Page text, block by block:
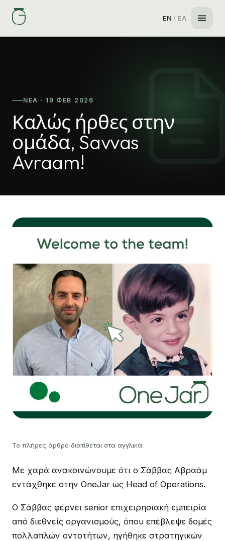
EN / ΕΛ
ΝΈΑ · 19 ΦΕΒ 2026
Καλώς ήρθες στην
ομάδα, Savvas
Avraam!
Το πλήρες άρθρο διατίθεται στα αγγλικά.
Με χαρά ανακοινώνουμε ότι ο Σάββας Αβραάμ
εντάχθηκε στην OneJar ως Head of Operations.
Ο Σάββας φέρνει senior επιχειρησιακή εμπειρία
από διεθνείς οργανισμούς, όπου επέβλεψε δομές
πολλαπλών οντοτήτων, ηγήθηκε στρατηγικών